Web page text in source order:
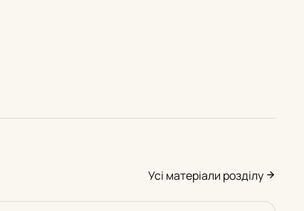
Усі матеріали розділу